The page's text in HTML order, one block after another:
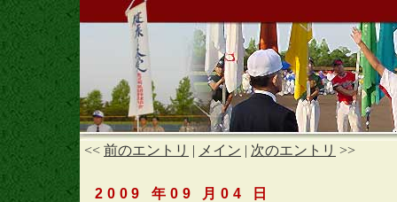
<< 前のエントリ | メイン | 次のエントリ >>
2009 年09 月04 日